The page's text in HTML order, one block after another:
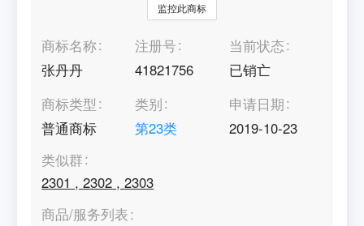
监控此商标
商标名称
张丹丹
注册号
41821756
当前状态
已销亡
商标类型
普通商标
类别
第23类
申请日期
2019-10-23
类似群
2301 ,2302 ,2303
商品/服务列表